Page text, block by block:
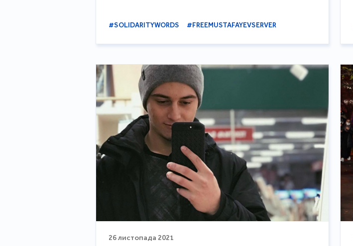
#SOLIDARITYWORDS #FREEMUSTAFAYEVSERVER
26 листопада 2021